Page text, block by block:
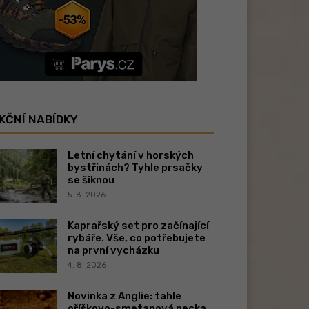
NABÍDKY
Letní chytání v horských
bystřinách? Tyhle prsačky
se šiknou
5. 8. 2026
Kaprařský set pro začínající
rybáře. Vše, co potřebujete
na první vycházku
4. 8. 2026
Novinka z Anglie: tahle